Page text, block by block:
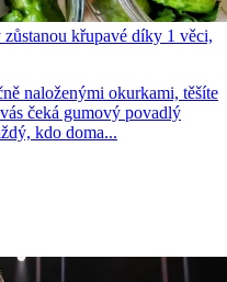
křupavé díky 1 věci,
naloženými okurkami, těšíte
čeká gumový povadlý
kdo doma...